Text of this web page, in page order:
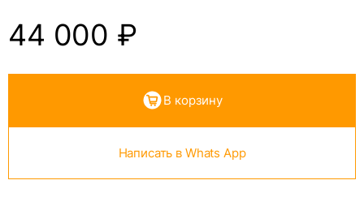
44 000 ₽
В корзину
Написать в Whats App